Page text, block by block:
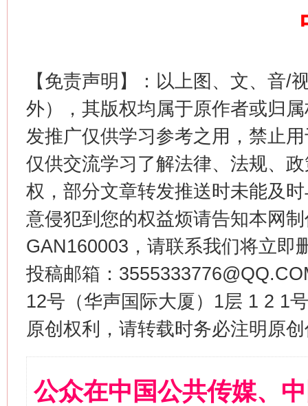
【免责声明】：以上图、文、音/
外），其版权均属于原作者或归
发推广仅供学习参考之用，禁止
仅供交流学习了解法律、法规、
权，部分文章转发推送时未能及
意侵犯到您的权益烦请告知本网
GAN160003，请联系我们将立即
投稿邮箱：
12号（华声国际大厦）1层 1 2 1
原创权利，请转载时务必注明原
公众在中国公共传媒、